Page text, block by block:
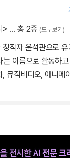
> … 총 2종 (모두보기)
작자 윤석관으로
이름으로 활동하고
뮤직비디오, 애니메
방법을 소개한다. - (전) SM
과 생성형 AI 프로젝